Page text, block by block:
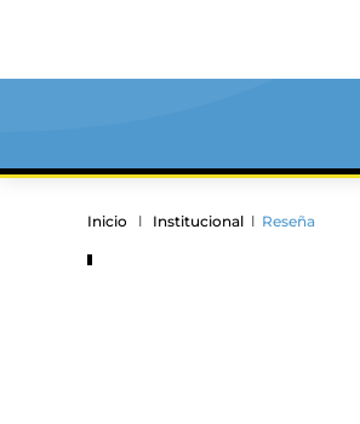
Inicio l Institucional l Reseña